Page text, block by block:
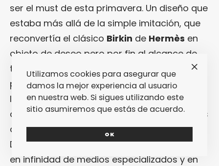
ser el must de esta primavera. Un diseño que
estaba más allá de la simple imitación, que
reconvertía el clásico Birkin de Hermès en
objeto de deseo pero por fin al alcance de
todos los bolsillos reconvirtiéndolo en icono
pop de la moda y, a la vez, en un tote súper
llevable y que serviría para distinguir a las
auténticas trend setters de las compradoras
de imitaciones low cost sin sentimiento.
Durante meses, elTogether Backha estado
en infinidad de medios especializados y en
Utilizamos cookies para asegurar que
damos la mejor experiencia al usuario
en nuestra web. Si sigues utilizando este
sitio asumiremos que estás de acuerdo.
OK